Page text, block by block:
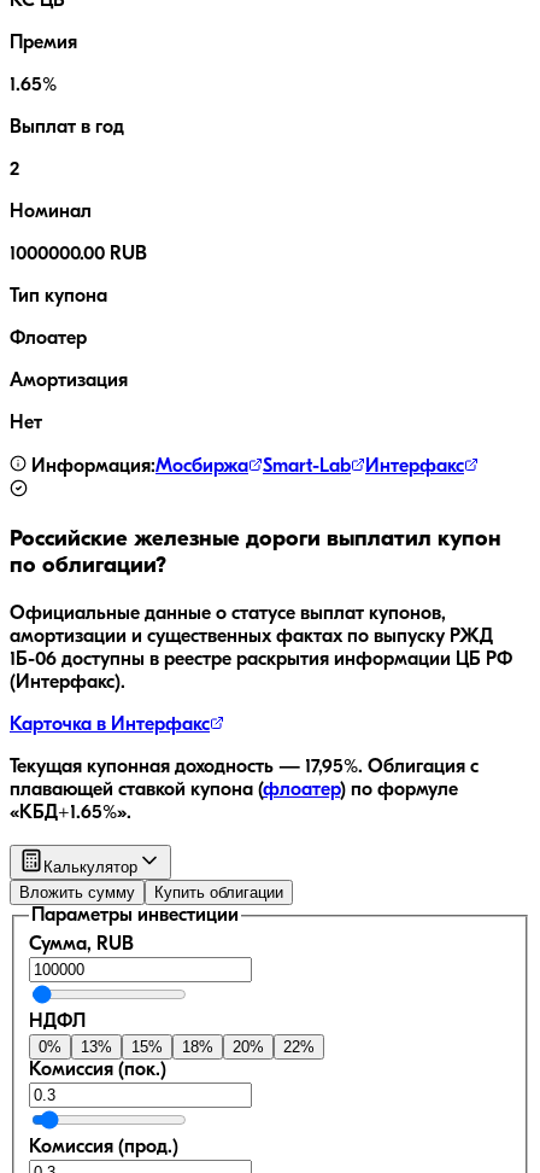
Премия
1.65%
Выплат в год
2
Номинал
1000000.00 RUB
Тип купона
Флоатер
Амортизация
Нет
Информация:Мосбиржа Smart-Lab Интерфакс
Российские железные дороги выплатил купон
по облигации?
Официальные данные о статусе выплат купонов,
амортизации и существенных фактах по выпуску РЖД
1Б-06 доступны в реестре раскрытия информации ЦБ РФ
(Интерфакс).
Карточка в Интерфакс
Текущая купонная доходность — 17,95%. Облигация с
плавающей ставкой купона (флоатер) по формуле
«КБД+1.65%».
Калькулятор
Вложить сумму
Купить облигации
Параметры инвестиции
Сумма, RUB
НДФЛ
0% 13% 15% 18% 20% 22%
Комиссия (пок.)
Комиссия (прод.)